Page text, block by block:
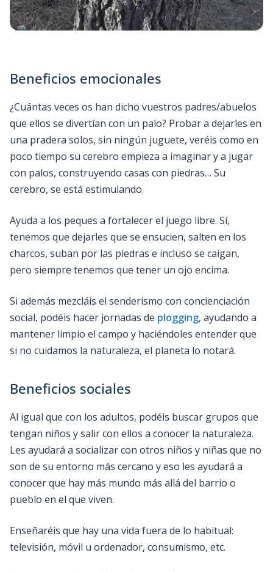
Beneficios emocionales
¿Cuántas veces os han dicho vuestros padres/abuelos
que ellos se divertían con un palo? Probar a dejarles en
una pradera solos, sin ningún juguete, veréis como en
poco tiempo su cerebro empieza a imaginar y a jugar
con palos, construyendo casas con piedras… Su
cerebro, se está estimulando.
Ayuda a los peques a fortalecer el juego libre. Sí,
tenemos que dejarles que se ensucien, salten en los
charcos, suban por las piedras e incluso se caigan,
pero siempre tenemos que tener un ojo encima.
Si además mezcláis el senderismo con concienciación
social, podéis hacer jornadas de plogging, ayudando a
mantener limpio el campo y haciéndoles entender que
si no cuidamos la naturaleza, el planeta lo notará.
Beneficios sociales
Al igual que con los adultos, podéis buscar grupos que
tengan niños y salir con ellos a conocer la naturaleza.
Les ayudará a socializar con otros niños y niñas que no
son de su entorno más cercano y eso les ayudará a
conocer que hay más mundo más allá del barrio o
pueblo en el que viven.
Enseñaréis que hay una vida fuera de lo habitual:
televisión, móvil u ordenador, consumismo, etc.